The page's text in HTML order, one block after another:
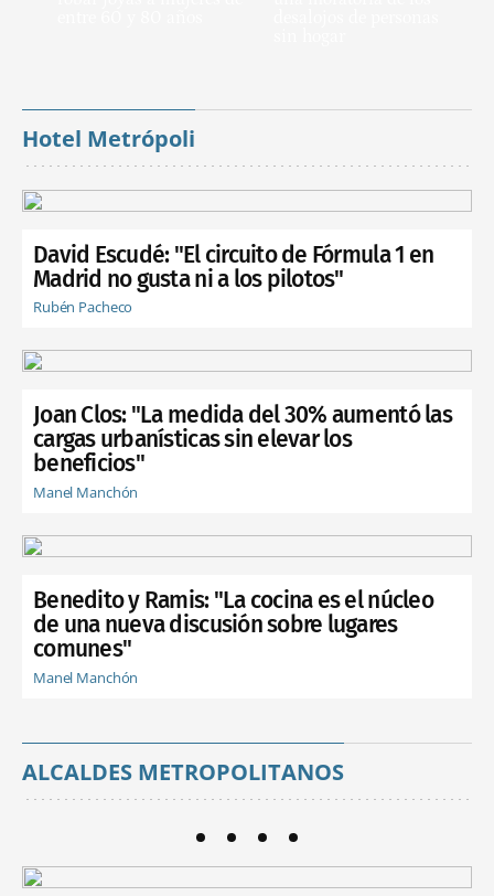
Hotel Metrópoli
David Escudé: "El circuito de Fórmula 1 en
Madrid no gusta ni a los pilotos"
Rubén Pacheco
Joan Clos: "La medida del 30% aumentó las
cargas urbanísticas sin elevar los
beneficios"
Manel Manchón
Benedito y Ramis: "La cocina es el núcleo
de una nueva discusión sobre lugares
comunes"
Manel Manchón
ALCALDES METROPOLITANOS